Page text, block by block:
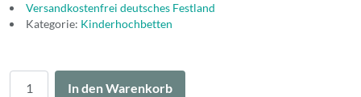
Versandkostenfrei deutsches Festland
Kategorie: Kinderhochbetten
In den Warenkorb